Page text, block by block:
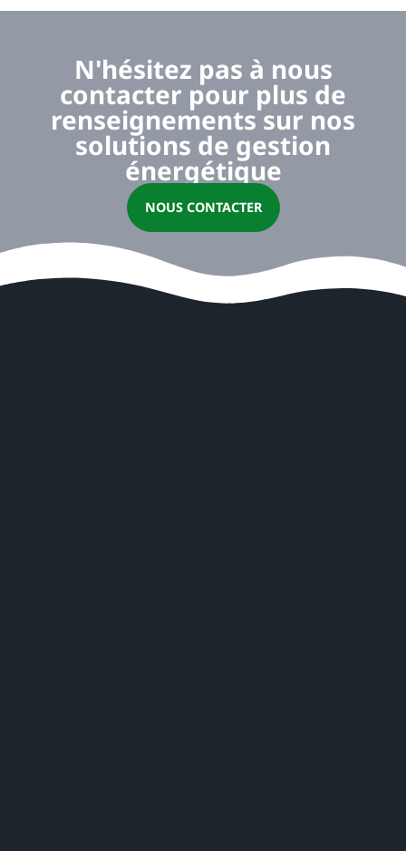
N'hésitez pas à nous
contacter pour plus de
renseignements sur nos
solutions de gestion
énergétique
NOUS CONTACTER